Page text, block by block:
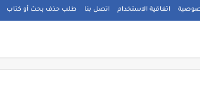
اتفاقية الاستخدام اتصل بنا طلب حذف بحث أو كتاب